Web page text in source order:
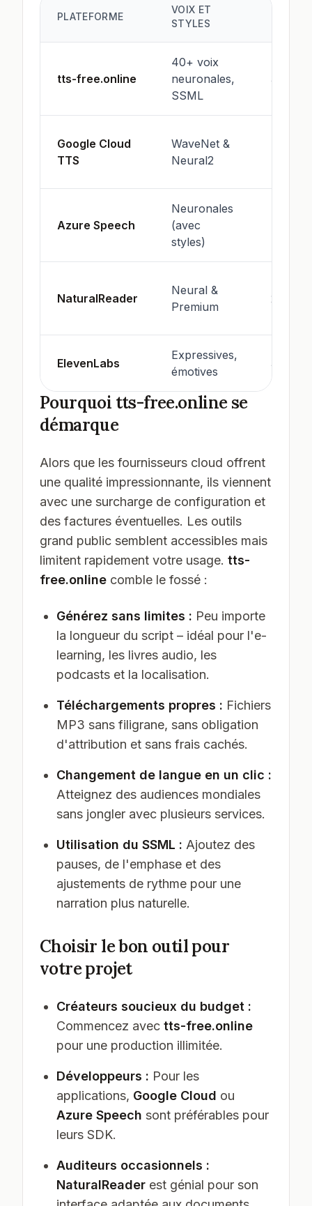
PLATEFORME
VOIX ET
STYLES
tts-free.online
40+ voix
neuronales,
SSML
30+
Google Cloud
TTS
WaveNet &
Neural2
Azure Speech
Neuronales
(avec
styles)
NaturalReader
Neural &
Premium
20+
ElevenLabs
Expressives,
émotives
30+
Pourquoi tts-free.online se
démarque
Alors que les fournisseurs cloud offrent
une qualité impressionnante, ils viennent
avec une surcharge de configuration et
des factures éventuelles. Les outils
grand public semblent accessibles mais
limitent rapidement votre usage. tts-
free.online comble le fossé :
Générez sans limites : Peu importe
la longueur du script – idéal pour l'e-
learning, les livres audio, les
podcasts et la localisation.
Téléchargements propres : Fichiers
MP3 sans filigrane, sans obligation
d'attribution et sans frais cachés.
Changement de langue en un clic :
Atteignez des audiences mondiales
sans jongler avec plusieurs services.
Utilisation du SSML : Ajoutez des
pauses, de l'emphase et des
ajustements de rythme pour une
narration plus naturelle.
Choisir le bon outil pour
votre projet
Créateurs soucieux du budget :
Commencez avec tts-free.online
pour une production illimitée.
Développeurs : Pour les
applications, Google Cloud ou
Azure Speech sont préférables pour
leurs SDK.
Auditeurs occasionnels :
NaturalReader est génial pour son